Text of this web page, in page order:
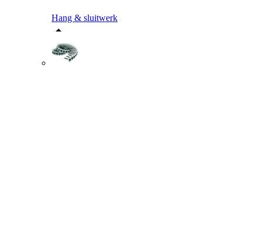
Hang & sluitwerk